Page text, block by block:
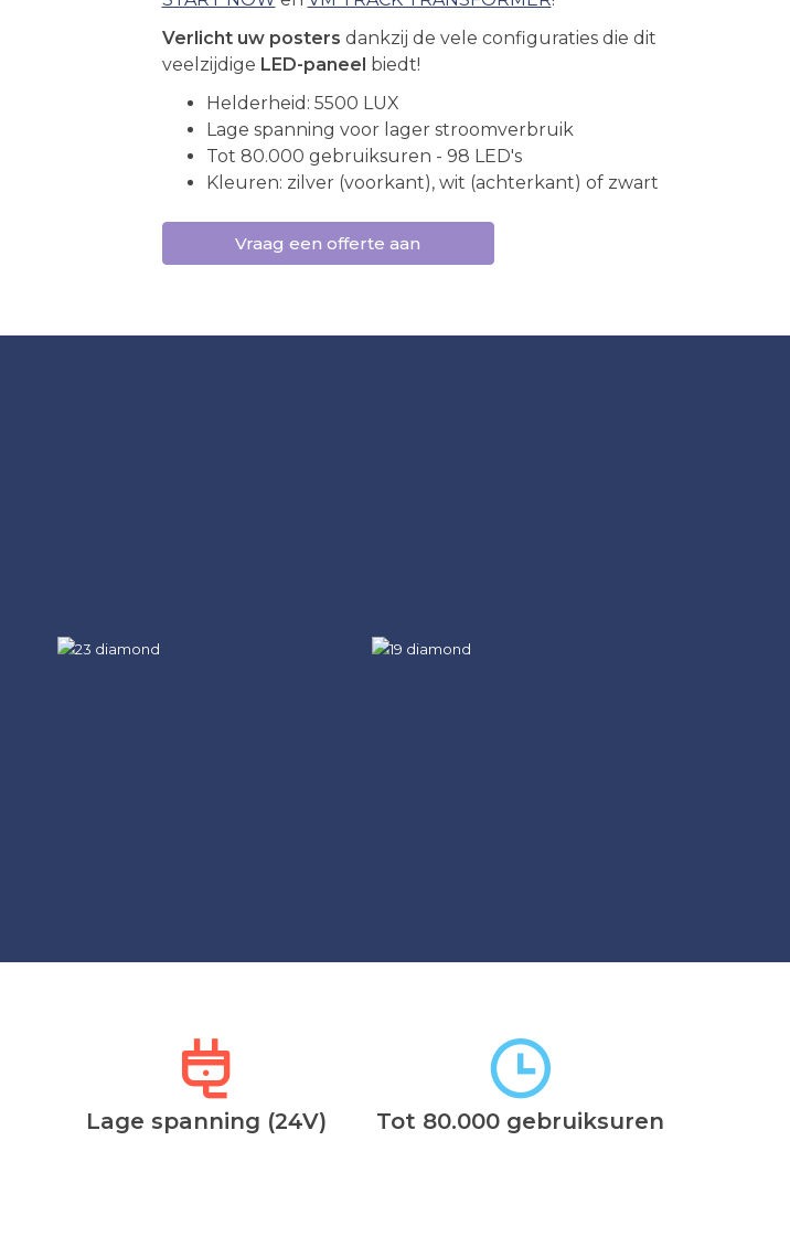
Verlicht uw posters dankzij de vele configuraties die dit
veelzijdige LED-paneel biedt!
Helderheid: 5500 LUX
Lage spanning voor lager stroomverbruik
Tot 80.000 gebruiksuren - 98 LED's
Kleuren: zilver (voorkant), wit (achterkant) of zwart
Vraag een offerte aan
Lage spanning (24V) Tot 80.000 gebruiksuren